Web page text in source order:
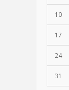
10
17
24
31